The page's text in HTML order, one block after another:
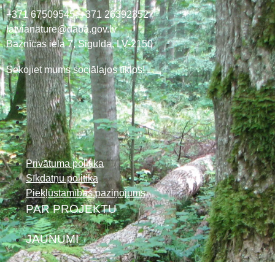
+371 67509545,+371 26392352
latvianature@daba.gov.lv
Baznīcas iela 7, Sigulda, LV-2150
Sekojiet mums sociālajos tīklos!
Privātuma politika
Sīkdatņu politika
Piekļūstamības paziņojums
PAR PROJEKTU
JAUNUMI